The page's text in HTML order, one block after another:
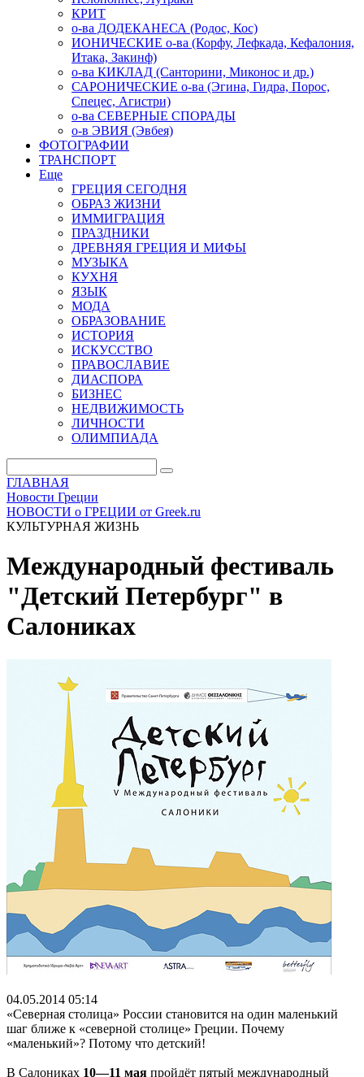
КРИТ
о-ва ДОДЕКАНЕСА (Родос, Кос)
ИОНИЧЕСКИЕ о-ва (Корфу, Лефкада, Кефалония,
Итака, Закинф)
о-ва КИКЛАД (Санторини, Миконос и др.)
САРОНИЧЕСКИЕ о-ва (Эгина, Гидра, Порос,
Спецес, Агистри)
о-ва СЕВЕРНЫЕ СПОРАДЫ
о-в ЭВИЯ (Эвбея)
ФОТОГРАФИИ
ТРАНСПОРТ
Еще
ГРЕЦИЯ СЕГОДНЯ
ОБРАЗ ЖИЗНИ
ИММИГРАЦИЯ
ПРАЗДНИКИ
ДРЕВНЯЯ ГРЕЦИЯ И МИФЫ
МУЗЫКА
КУХНЯ
ЯЗЫК
МОДА
ОБРАЗОВАНИЕ
ИСТОРИЯ
ИСКУССТВО
ПРАВОСЛАВИЕ
ДИАСПОРА
БИЗНЕС
НЕДВИЖИМОСТЬ
ЛИЧНОСТИ
ОЛИМПИАДА
ГЛАВНАЯ
Новости Греции
НОВОСТИ о ГРЕЦИИ от Greek.ru
КУЛЬТУРНАЯ ЖИЗНЬ
Международный фестиваль
"Детский Петербург" в
Салониках
04.05.2014 05:14
«Северная столица» России становится на один маленький
шаг ближе к «северной столице» Греции. Почему
«маленький»? Потому что детский!
В Салониках 10—11 мая пройдёт пятый международный